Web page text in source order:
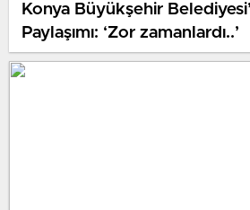
Konya Büyükşehir
Paylaşımı: ‘Zor zamanlardı..’